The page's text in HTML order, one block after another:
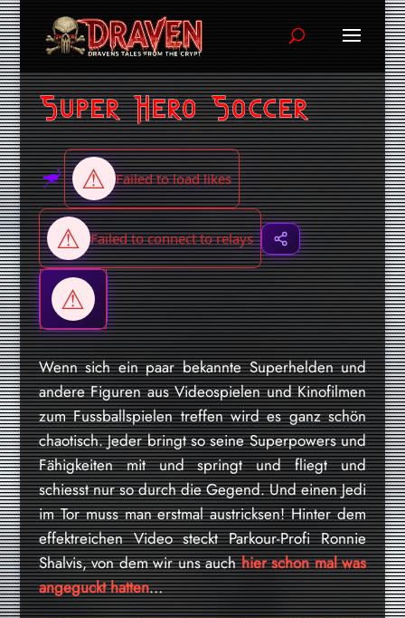
Super Hero Soccer
Wenn sich ein paar bekannte Superhelden und
andere Figuren aus Videospielen und Kinofilmen
zum Fussballspielen treffen wird es ganz schön
chaotisch. Jeder bringt so seine Superpowers und
Fähigkeiten mit und springt und fliegt und
schiesst nur so durch die Gegend. Und einen Jedi
im Tor muss man erstmal austricksen! Hinter dem
effektreichen Video steckt Parkour-Profi Ronnie
Shalvis, von dem wir uns auchhier schon mal was
angeguckt hatten…